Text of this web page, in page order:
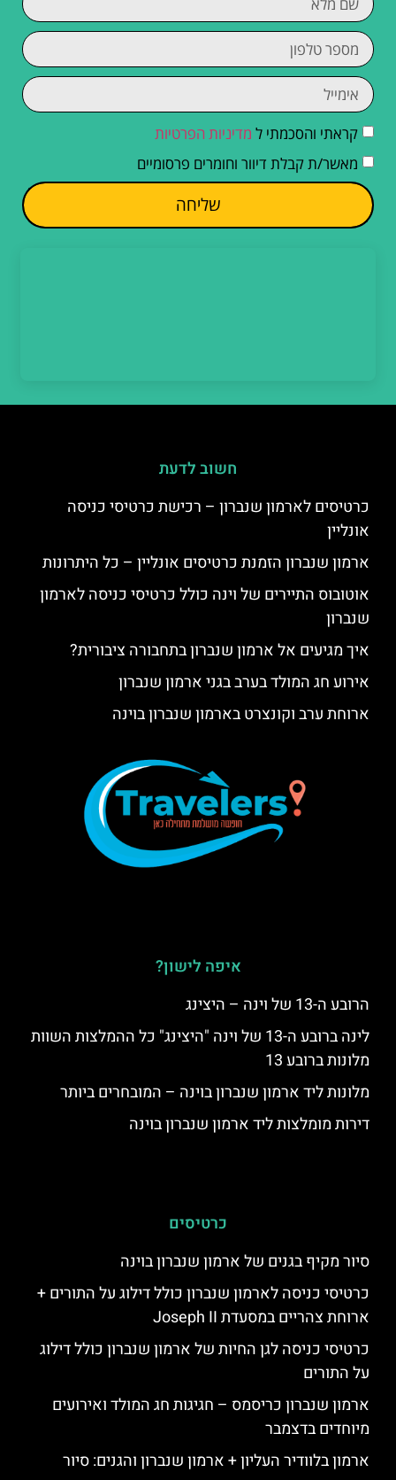
קראתי והסכמתי ל מדיניות הפרטיות
מאשר/ת קבלת דיוור וחומרים פרסומיים
שליחה
חשוב לדעת
כרטיסים לארמון שנברון – רכישת כרטיסי כניסה
אונליין
ארמון שנברון הזמנת כרטיסים אונליין – כל היתרונות
אוטובוס התיירים של וינה כולל כרטיסי כניסה לארמון
שנברון
איך מגיעים אל ארמון שנברון בתחבורה ציבורית?
אירוע חג המולד בערב בגני ארמון שנברון
ארוחת ערב וקונצרט בארמון שנברון בוינה
איפה לישון?
הרובע ה-13 של וינה – היצינג
לינה ברובע ה-13 של וינה "היצינג" כל ההמלצות השוות
מלונות ברובע 13
מלונות ליד ארמון שנברון בוינה – המובחרים ביותר
דירות מומלצות ליד ארמון שנברון בוינה
כרטיסים
סיור מקיף בגנים של ארמון שנברון בוינה
כרטיסי כניסה לארמון שנברון כולל דילוג על התורים +
ארוחת צהריים במסעדת Joseph II
כרטיסי כניסה לגן החיות של ארמון שנברון כולל דילוג
על התורים
ארמון שנברון כריסמס – חגיגות חג המולד ואירועים
מיוחדים בדצמבר
ארמון בלוודיר העליון + ארמון שנברון והגנים: סיור